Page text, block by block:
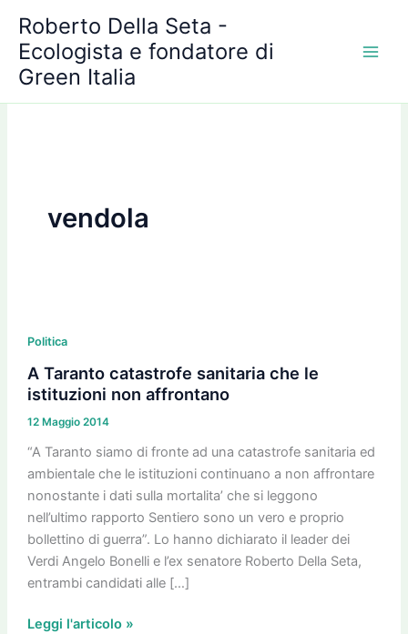
contenuto
Roberto Della Seta -
Ecologista e fondatore di
Green Italia
vendola
Politica
A Taranto catastrofe sanitaria che le
istituzioni non affrontano
12 Maggio 2014
“A Taranto siamo di fronte ad una catastrofe sanitaria ed
ambientale che le istituzioni continuano a non affrontare
nonostante i dati sulla mortalita’ che si leggono
nell’ultimo rapporto Sentiero sono un vero e proprio
bollettino di guerra”. Lo hanno dichiarato il leader dei
Verdi Angelo Bonelli e l’ex senatore Roberto Della Seta,
entrambi candidati alle […]
Taranto
catastrofe
sanitaria
le
istituzioni
non
affrontano
Leggi l'articolo »
r
c
h